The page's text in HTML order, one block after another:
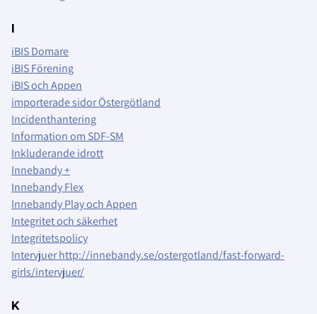
iBIS Domare
iBIS Förening
iBIS och Appen
importerade sidor Östergötland
Incidenthantering
Information om SDF-SM
Inkluderande idrott
Innebandy +
Innebandy Flex
Innebandy Play och Appen
Integritet och säkerhet
Integritetspolicy
Intervjuer http://innebandy.se/ostergotland/fast-forward-
girls/intervjuer/
K